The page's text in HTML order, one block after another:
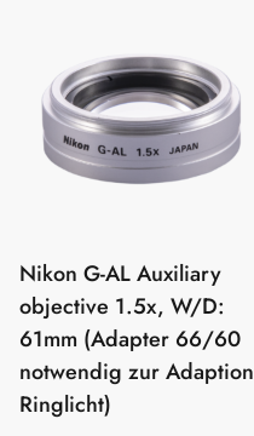
Nikon G-AL Auxiliary
objective 1.5x, W/D:
61mm (Adapter 66/60
notwendig zur Adaption
Ringlicht)